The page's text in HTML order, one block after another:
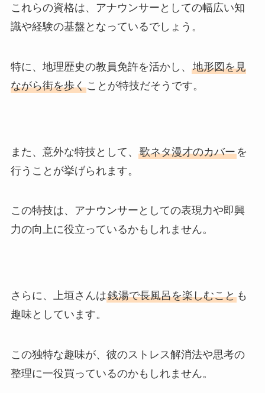
これらの資格は、アナウンサーとしての幅広い知
識や経験の基盤となっているでしょう。
特に、地理歴史の教員免許を活かし、 地形図を見
ながら街を歩くことが特技だそうです。
また、意外な特技として、 歌ネタ漫才のカバーを
行うことが挙げられます。
この特技は、アナウンサーとしての表現力や即興
力の向上に役立っているかもしれません。
さらに、上垣さんは銭湯で長風呂を楽しむことも
趣味としています。
この独特な趣味が、彼のストレス解消法や思考の
整理に一役買っているのかもしれません。